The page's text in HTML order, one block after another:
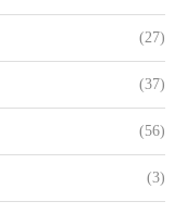
(27)
(37)
(56)
(3)